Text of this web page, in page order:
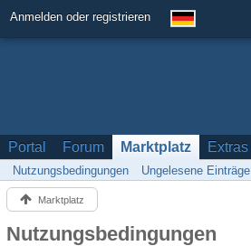
Anmelden oder registrieren
Portal Forum Marktplatz Extras
Nutzungsbedingungen Ungelesene Einträge
Marktplatz
Nutzungsbedingungen